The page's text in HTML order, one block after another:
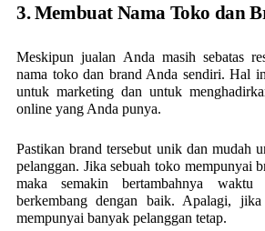
3. Membuat Nama Toko dan
Meskipun jualan Anda masih sebatas
nama toko dan brand Anda sendiri. Hal
untuk marketing dan untuk
online yang Anda punya.
Pastikan brand tersebut unik dan mudah
pelanggan. Jika sebuah toko mempunyai
maka semakin bertambahnya
berkembang dengan baik. Apalagi,
mempunyai banyak pelanggan tetap.